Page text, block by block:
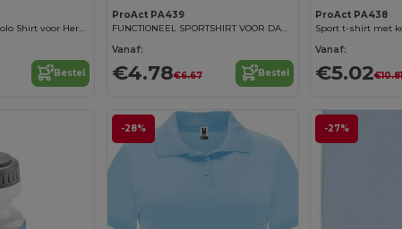
Ademend Sportief Polo Shirt voor Heren
Bestel
ProAct PA439
FUNCTIONEEL SPORTSHIRT VOOR DAMES
Vanaf:
€4.78€6.67 Bestel
ProAct PA438
Sport t-shirt met
Vanaf:
€5.02
-28% -27%